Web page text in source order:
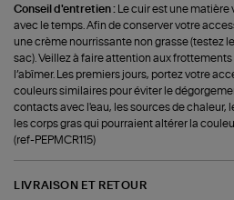
Conseil d'entretien :
Le cuir est une
avec le temps. Afin de conserver votre
une crème nourrissante non grasse (testez
sac). Veillez à faire attention aux
l’abîmer. Les premiers jours, portez votre
couleurs similaires pour éviter le
contacts avec l'eau, les sources de chaleur,
les corps gras qui pourraient altérer la
(ref-PEPMCR115)
LIVRAISON ET RETOUR